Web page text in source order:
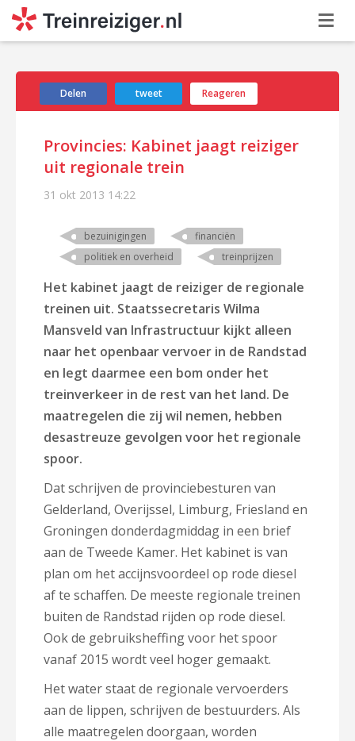
Delen tweet Reageren
Provincies: Kabinet jaagt reiziger
uit regionale trein
31 okt 2013 14:22
bezuinigingen
financiën
politiek en overheid
treinprijzen
Het kabinet jaagt de reiziger de regionale
treinen uit. Staatssecretaris Wilma
Mansveld van Infrastructuur kijkt alleen
naar het openbaar vervoer in de Randstad
en legt daarmee een bom onder het
treinverkeer in de rest van het land. De
maatregelen die zij wil nemen, hebben
desastreuze gevolgen voor het regionale
spoor.
Dat schrijven de provinciebesturen van
Gelderland, Overijssel, Limburg, Friesland en
Groningen donderdagmiddag in een brief
aan de Tweede Kamer. Het kabinet is van
plan om het accijnsvoordeel op rode diesel
af te schaffen. De meeste regionale treinen
buiten de Randstad rijden op rode diesel.
Ook de gebruiksheffing voor het spoor
vanaf 2015 wordt veel hoger gemaakt.
Het water staat de regionale vervoerders
aan de lippen, schrijven de bestuurders. Als
alle maatregelen doorgaan, worden